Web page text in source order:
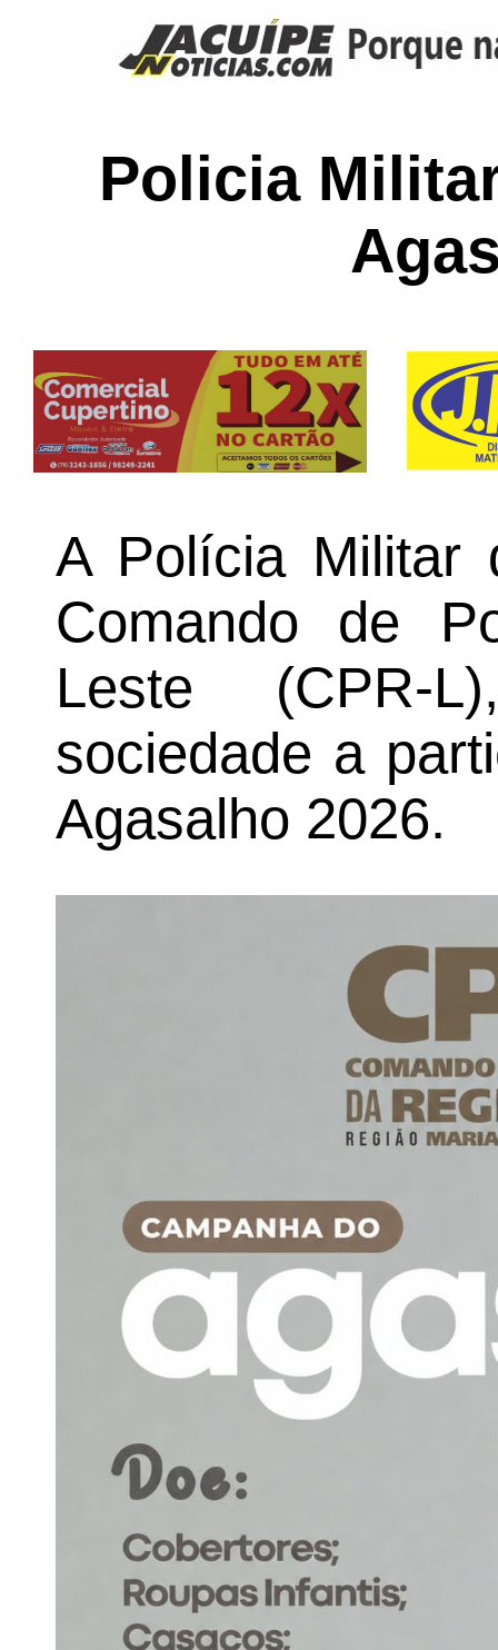
Policia
A Polícia Militar
Comando de
Leste
sociedade a
Agasalho 2026.